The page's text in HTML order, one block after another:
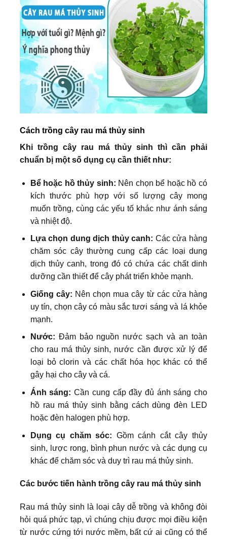
Cách trồng cây rau má thủy sinh
Khi trồng cây rau má thủy sinh thì cần phải
chuẩn bị một số dụng cụ cần thiết như:
Bể hoặc hồ thủy sinh: Nên chọn bể hoặc hồ có
kích thước phù hợp với số lượng cây mong
muốn trồng, cùng các yếu tố khác như ánh sáng
và nhiệt độ.
Lựa chọn dung dịch thủy canh: Các cửa hàng
chăm sóc cây thường cung cấp các loại dung
dịch thủy canh, trong đó có chứa các chất dinh
dưỡng cần thiết để cây phát triển khỏe mạnh.
Giống cây: Nên chọn mua cây từ các cửa hàng
uy tín, chọn cây có màu sắc tươi sáng và lá khỏe
mạnh.
Nước: Đảm bảo nguồn nước sạch và an toàn
cho rau má thủy sinh, nước cần được xử lý để
loại bỏ clorin và các chất hóa học khác có thể
gây hại cho cây và cá.
Ánh sáng: Cần cung cấp đầy đủ ánh sáng cho
hồ rau má thủy sinh bằng cách dùng đèn LED
hoặc đèn halogen phù hợp.
Dụng cụ chăm sóc: Gồm cánh cắt cây thủy
sinh, lược rong, bình phun nước và các dụng cụ
khác để chăm sóc và duy trì rau má thủy sinh.
Các bước tiến hành trồng cây rau má thủy sinh
Rau má thủy sinh là loại cây dễ trồng và không đòi
hỏi quá phức tạp, vì chúng chịu được mọi điều kiện
từ nước cứng tới nước mềm, bất cứ ai cũng có thể